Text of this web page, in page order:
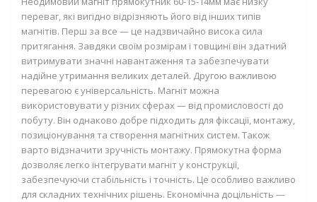
переваг, які вигідно відрізняють його від інших типів
магнітів. Перш за все — це надзвичайно висока сила
притягання. Завдяки своїм розмірам і товщині він здатний
витримувати значні навантаження та забезпечувати
надійне утримання великих деталей. Другою важливою
перевагою є універсальність. Магніт можна
використовувати у різних сферах — від промисловості до
побуту. Він однаково добре підходить для фіксації, монтажу,
позиціонування та створення магнітних систем. Також
варто відзначити зручність монтажу. Прямокутна форма
дозволяє легко інтегрувати магніт у конструкції,
забезпечуючи стабільність і точність. Це особливо важливо
для складних технічних рішень. Економічна доцільність —